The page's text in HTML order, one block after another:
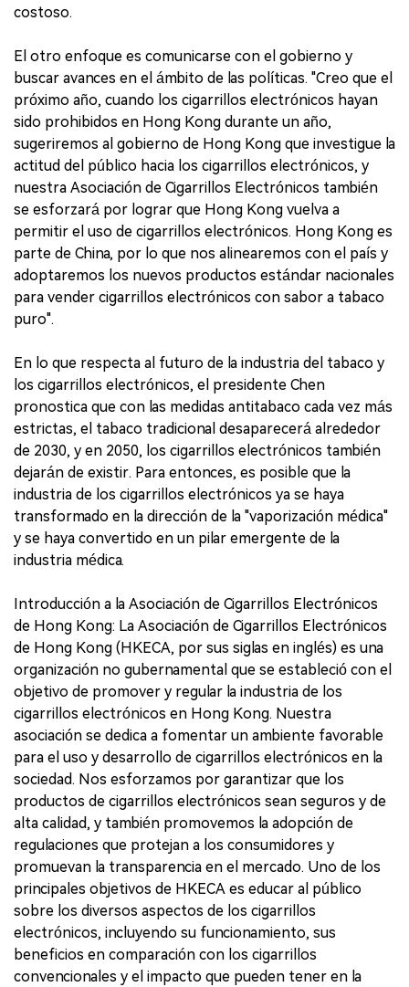
costoso.
El otro enfoque es comunicarse con el gobierno y
buscar avances en el ámbito de las políticas. "Creo que el
próximo año, cuando los cigarrillos electrónicos hayan
sido prohibidos en Hong Kong durante un año,
sugeriremos al gobierno de Hong Kong que investigue la
actitud del público hacia los cigarrillos electrónicos, y
nuestra Asociación de Cigarrillos Electrónicos también
se esforzará por lograr que Hong Kong vuelva a
permitir el uso de cigarrillos electrónicos. Hong Kong es
parte de China, por lo que nos alinearemos con el país y
adoptaremos los nuevos productos estándar nacionales
para vender cigarrillos electrónicos con sabor a tabaco
puro".
En lo que respecta al futuro de la industria del tabaco y
los cigarrillos electrónicos, el presidente Chen
pronostica que con las medidas antitabaco cada vez más
estrictas, el tabaco tradicional desaparecerá alrededor
de 2030, y en 2050, los cigarrillos electrónicos también
dejarán de existir. Para entonces, es posible que la
industria de los cigarrillos electrónicos ya se haya
transformado en la dirección de la "vaporización médica"
y se haya convertido en un pilar emergente de la
industria médica.
Introducción a la Asociación de Cigarrillos Electrónicos
de Hong Kong: La Asociación de Cigarrillos Electrónicos
de Hong Kong (HKECA, por sus siglas en inglés) es una
organización no gubernamental que se estableció con el
objetivo de promover y regular la industria de los
cigarrillos electrónicos en Hong Kong. Nuestra
asociación se dedica a fomentar un ambiente favorable
para el uso y desarrollo de cigarrillos electrónicos en la
sociedad. Nos esforzamos por garantizar que los
productos de cigarrillos electrónicos sean seguros y de
alta calidad, y también promovemos la adopción de
regulaciones que protejan a los consumidores y
promuevan la transparencia en el mercado. Uno de los
principales objetivos de HKECA es educar al público
sobre los diversos aspectos de los cigarrillos
electrónicos, incluyendo su funcionamiento, sus
beneficios en comparación con los cigarrillos
convencionales y el impacto que pueden tener en la